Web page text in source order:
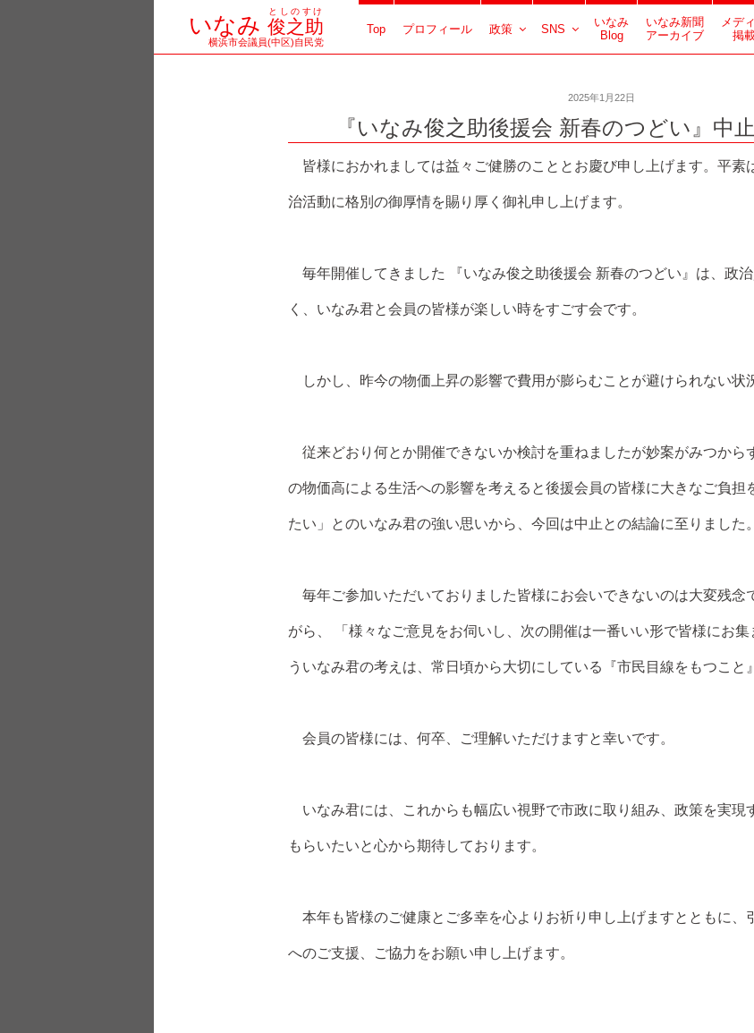
ン
いなみ 俊之助
としのすけ
横浜市会議員(中区)自民党
Top プロフィール 政策 SNS
いなみ
Blog
いなみ新聞
アーカイブ
メデ
掲
2025年1月22日
『いなみ俊之助後援会 新春のつどい』中
皆様におかれましては益々ご健勝のこととお慶び申し上げます。平素
治活動に格別の御厚情を賜り厚く御礼申し上げます。
毎年開催してきました 『いなみ俊之助後援会 新春のつどい』は、政
く、いなみ君と会員の皆様が楽しい時をすごす会です。
しかし、昨今の物価上昇の影響で費用が膨らむことが避けられない状
従来どおり何とか開催できないか検討を重ねましたが妙案がみつから
の物価高による生活への影響を考えると後援会員の皆様に大きなご負担
たい」とのいなみ君の強い思いから、今回は中止との結論に至りました。
毎年ご参加いただいておりました皆様にお会いできないのは大変残念
がら、 「様々なご意見をお伺いし、次の開催は一番いい形で皆様にお
ういなみ君の考えは、常日頃から大切にしている『市民目線をもつこと
会員の皆様には、何卒、ご理解いただけますと幸いです。
いなみ君には、これからも幅広い視野で市政に取り組み、政策を実現
もらいたいと心から期待しております。
本年も皆様のご健康とご多幸を心よりお祈り申し上げますとともに、
へのご支援、ご協力をお願い申し上げます。